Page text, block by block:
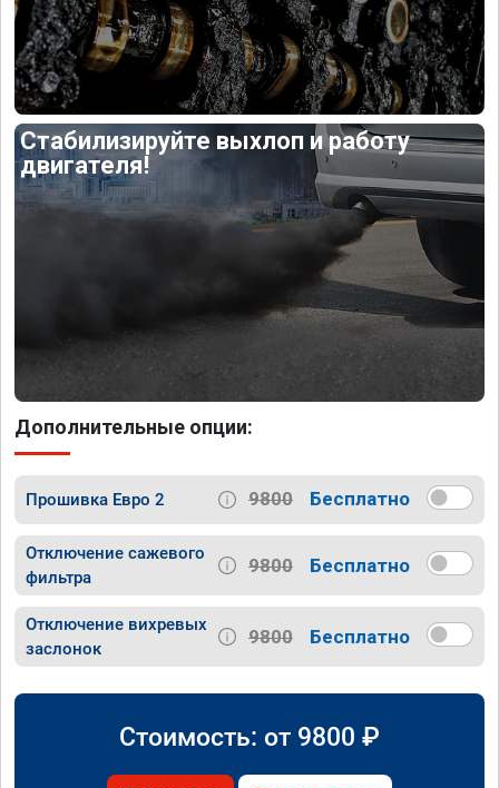
Стабилизируйте выхлоп и работу
двигателя!
Дополнительные опции:
Прошивка Евро 2 9800 Бесплатно
Отключение сажевого
фильтра
9800 Бесплатно
Отключение вихревых
заслонок
9800 Бесплатно
Стоимость: от 9800 ₽